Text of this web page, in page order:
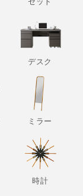
セット
デスク
ミラー
時計